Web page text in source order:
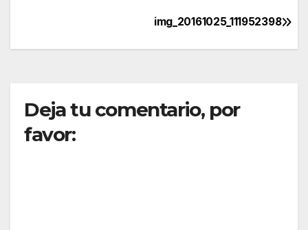
de
img_20161025_111952398
Deja tu comentario, por
favor: